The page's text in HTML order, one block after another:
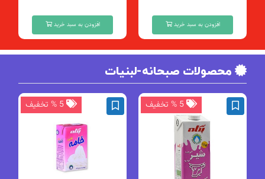
افزودن به سبد خرید افزودن به سبد خرید
محصولات صبحانه-لبنیات
5 % تخفیف 5 % تخفیف